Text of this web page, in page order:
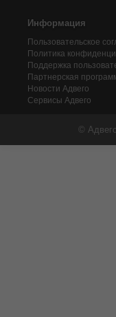
Информация
Пользовательское
Политика
Поддержка
Партнерская
Новости Адвего
Сервисы Адвего
©